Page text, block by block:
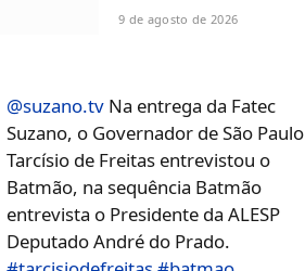
9 de agosto de 2026
@suzano.tv Na entrega da Fatec
Suzano, o Governador de São Paulo
Tarcísio de Freitas entrevistou o
Batmão, na sequência Batmão
entrevista o Presidente da ALESP
Deputado André do Prado.